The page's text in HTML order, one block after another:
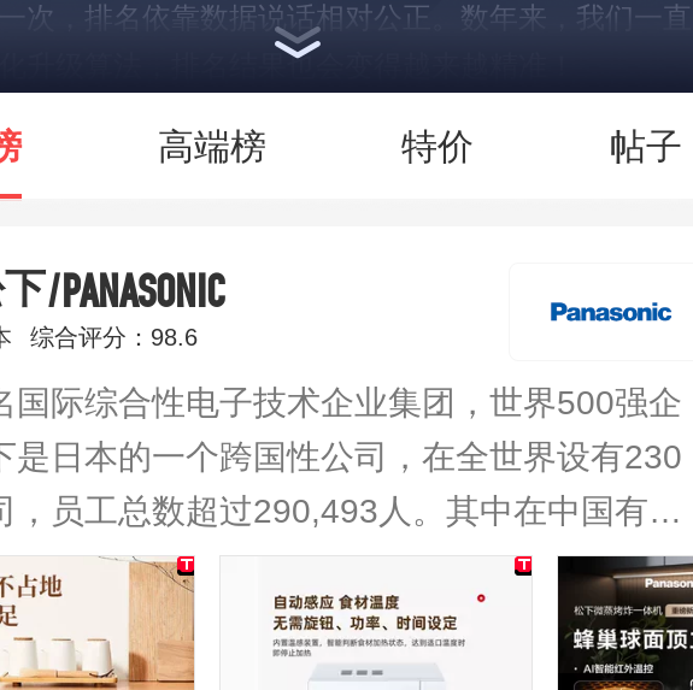
次，排名依靠数据说话相对公正。数年来，我们一直
化升级算法，排名结果也会变得越来越精准！
示部分数据 高端榜 特价 帖子
/PANASONIC
综合评分：98.6
国际综合性电子技术企业集团，世界500强企
是日本的一个跨国性公司，在全世界设有230
，员工总数超过290,493人。其中在中国有
多人。2001年全年的销售总额为610多亿美
界制造业500强的第26名。松下微波炉均匀加
随心调。机械旋钮操控，阻尼感适中，方便操